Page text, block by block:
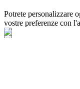
Potrete personalizzare
vostre preferenze con